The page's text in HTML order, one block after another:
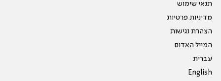
תנאי שימוש
מדיניות פרטיות
הצהרת נגישות
המייל האדום
עברית
English